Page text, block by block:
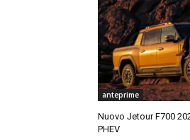
anteprime
Nuovo Jetour F700
PHEV